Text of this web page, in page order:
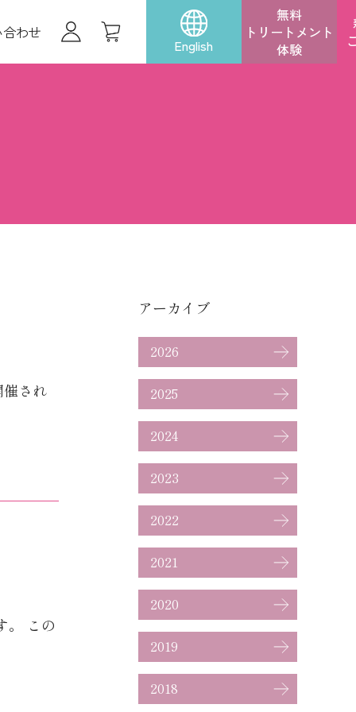
わせ
English
無料
トリートメント
体験
催され
。 この
アーカイブ
2026
2025
2024
2023
2022
2021
2020
2019
2018